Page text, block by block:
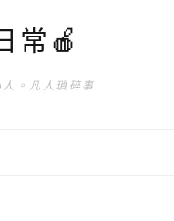
常🍎
。凡人瑣碎事